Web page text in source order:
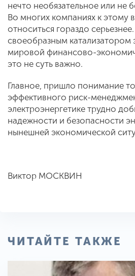
нечто необязательное или не
Во многих компаниях к этому
относиться гораздо
своеобразным катализатором
мировой финансово-
это не суть важно.
Главное, пришло понимание
эффективного риск-
электроэнергетике трудно
надежности и безопасности
нынешней экономической
Виктор МОСКВИН
ЧИТАЙТЕ ТАКЖЕ